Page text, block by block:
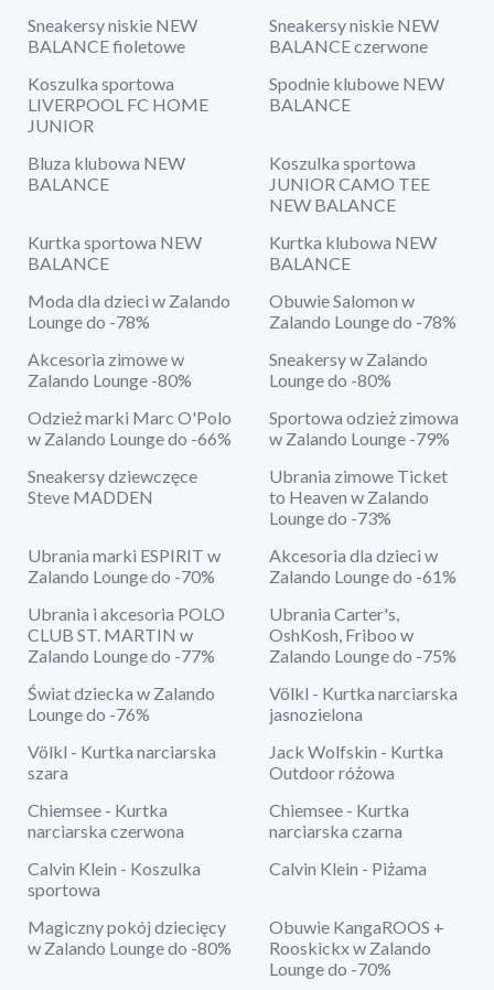
Sneakersy niskie NEW
BALANCE fioletowe
Sneakersy niskie NEW
BALANCE czerwone
Koszulka sportowa
LIVERPOOL FC HOME
JUNIOR
Spodnie klubowe NEW
BALANCE
Bluza klubowa NEW
BALANCE
Koszulka sportowa
JUNIOR CAMO TEE
NEW BALANCE
Kurtka sportowa NEW
BALANCE
Kurtka klubowa NEW
BALANCE
Moda dla dzieci w Zalando
Lounge do -78%
Obuwie Salomon w
Zalando Lounge do -78%
Akcesoria zimowe w
Zalando Lounge -80%
Sneakersy w Zalando
Lounge do -80%
Odzież marki Marc O'Polo
w Zalando Lounge do -66%
Sportowa odzież zimowa
w Zalando Lounge -79%
Sneakersy dziewczęce
Steve MADDEN
Ubrania zimowe Ticket
to Heaven w Zalando
Lounge do -73%
Ubrania marki ESPIRIT w
Zalando Lounge do -70%
Akcesoria dla dzieci w
Zalando Lounge do -61%
Ubrania i akcesoria POLO
CLUB ST. MARTIN w
Zalando Lounge do -77%
Ubrania Carter's,
OshKosh, Friboo w
Zalando Lounge do -75%
Świat dziecka w Zalando
Lounge do -76%
Völkl - Kurtka narciarska
jasnozielona
Völkl - Kurtka narciarska
szara
Jack Wolfskin - Kurtka
Outdoor różowa
Chiemsee - Kurtka
narciarska czerwona
Chiemsee - Kurtka
narciarska czarna
Calvin Klein - Koszulka
sportowa
Calvin Klein - Piżama
Magiczny pokój dziecięcy
w Zalando Lounge do -80%
Obuwie KangaROOS +
Rooskickx w Zalando
Lounge do -70%